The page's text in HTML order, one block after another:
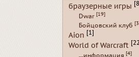
браузерные игры
Dwar [19]
Бойцовский клуб
Aion [1]
World of Warcraft [22]
...информация [4]